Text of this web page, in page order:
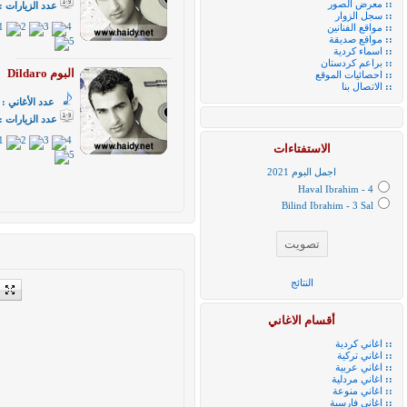
عدد الزيارات :
البوم Dildaro
عدد الأغاني :
عدد الزيارات :
:: معرض الصور
:: سجل الزوار
:: مواقع الفنانين
:: مواقع صديقة
::
اسماء كردية
:: براعم كردستان
::
احصائيات الموقع
::
الاتصال بنا
الاستفتاءات
اجمل البوم 2021
Haval Ibrahim - 4
Bilind Ibrahim - 3 Sal
النتائج
أقسام الاغاني
::
اغاني كردية
::
اغاني تركية
::
اغاني عربية
::
اغاني مردلية
::
اغاني منوعة
::
اغاني فارسية